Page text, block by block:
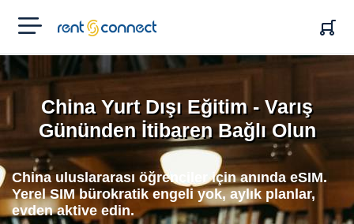
RENT'N
CONNECT
China Yurt Dışı Eğitim - Varış
Gününden İtibaren Bağlı Olun
China uluslararası öğrenciler için anında eSIM.
Yerel SIM bürokratik engeli yok, aylık planlar,
evden aktive edin.